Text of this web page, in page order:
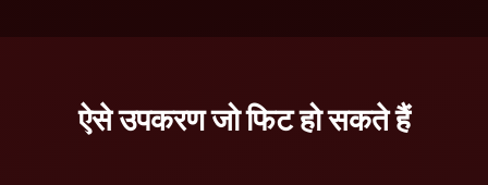
ऐसे उपकरण जो फिट हो सकते हैं